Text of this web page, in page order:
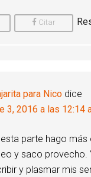
Citar
Comentario
para Nico dice
3, 2016 a las 12:14
parte hago más
y saco provecho.
y plasmar mis